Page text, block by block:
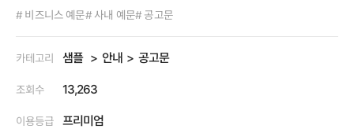
# 비즈니스 예문# 사내 예문# 공고문
카테고리 샘플 안내 공고문
조회수 13,263
이용등급 프리미엄